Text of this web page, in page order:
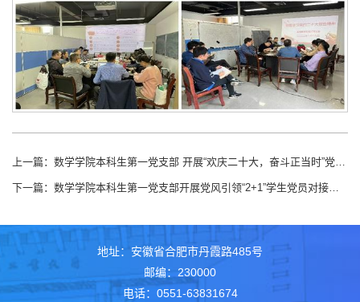
上一篇： 数学学院本科生第一党支部 开展“欢庆二十大，奋斗正当时”党史知识竞赛活动
下一篇： 数学学院本科生第一党支部开展党风引领“2+1”学生党员对接新生寝室活动
地址：安徽省合肥市丹霞路485号
邮编：230000
电话：0551-63831674